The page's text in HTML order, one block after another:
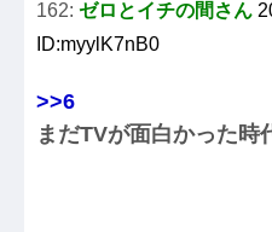
162: ゼロとイチの間さん
ID:myylK7nB0
>>6
まだTVが面白かった時